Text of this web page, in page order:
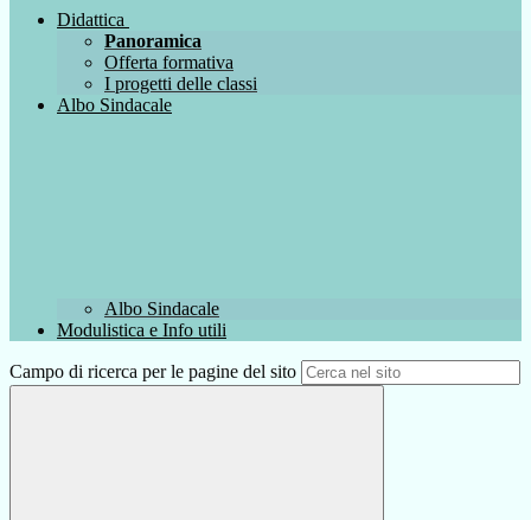
Didattica
Panoramica
Offerta formativa
I progetti delle classi
Albo Sindacale
Albo Sindacale
Modulistica e Info utili
Campo di ricerca per le pagine del sito